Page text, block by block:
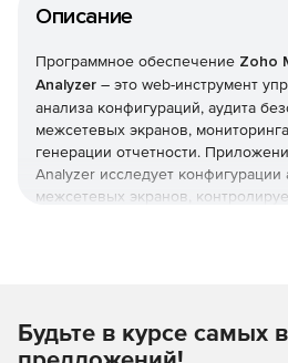
Описание
Программное обеспечение Zoho
Analyzer – это web-инструмент
анализа конфигураций, аудита
межсетевых экранов,
генерации отчетности.
Analyzer исследует конфигурации
межсетевых экранов,
межсетевые экраны, прокси-
обнаружения/предотвращения
Будьте в курсе самых